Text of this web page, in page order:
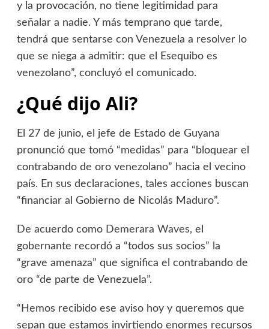
y la provocación, no tiene legitimidad para
señalar a nadie. Y más temprano que tarde,
tendrá que sentarse con Venezuela a resolver lo
que se niega a admitir: que el Esequibo es
venezolano”, concluyó el comunicado.
¿Qué dijo Ali?
El 27 de junio, el jefe de Estado de Guyana
pronunció que tomó “medidas” para “bloquear el
contrabando de oro venezolano” hacia el vecino
país. En sus declaraciones, tales acciones buscan
“financiar al Gobierno de Nicolás Maduro”.
De acuerdo como Demerara Waves, el
gobernante recordó a “todos sus socios” la
“grave amenaza” que significa el contrabando de
oro “de parte de Venezuela”.
“Hemos recibido ese aviso hoy y queremos que
sepan que estamos invirtiendo enormes recursos